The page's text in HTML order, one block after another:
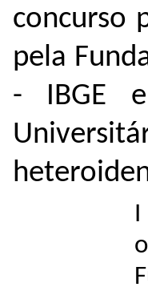
concurso
pela
- IBGE
I